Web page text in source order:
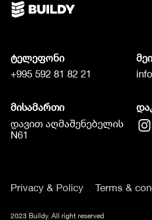
ტელეფონი
+995 592 81 82 21
მისამართი
დავით აღმაშენებელის
N61
Privacy & Policy Terms &
2023 Buildy. All right reserved